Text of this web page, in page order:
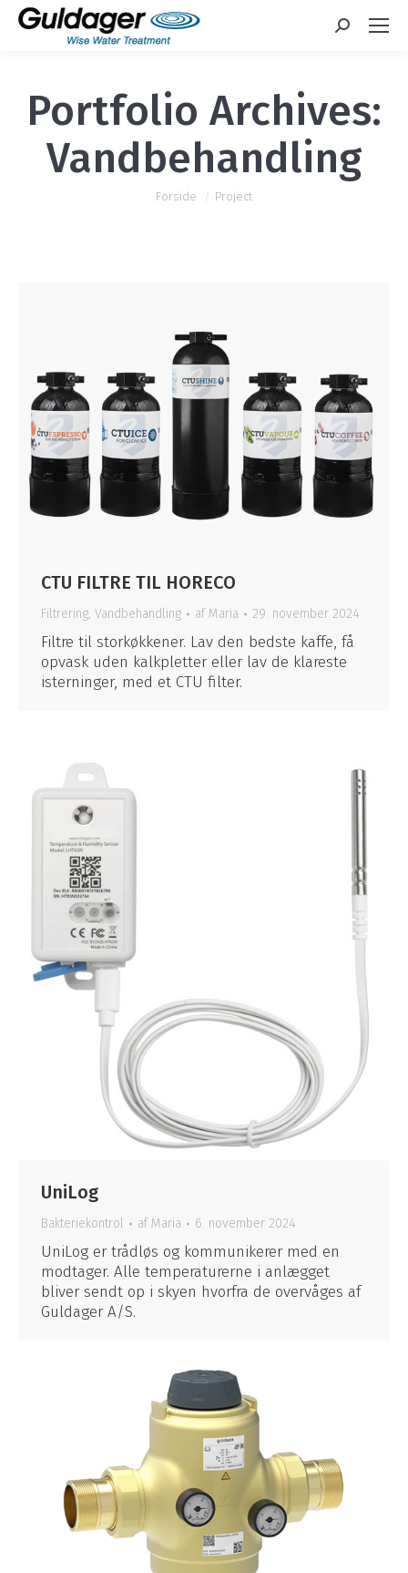
Search:
Portfolio Archives:
Vandbehandling
You are here:
Forside Project
CTU FILTRE TIL HORECO
Filtrering, Vandbehandling afMaria 29. november 2024
Filtre til storkøkkener. Lav den bedste kaffe, få
opvask uden kalkpletter eller lav de klareste
isterninger, med et CTU filter.
UniLog
Bakteriekontrol afMaria 6. november 2024
UniLog er trådløs og kommunikerer med en
modtager. Alle temperaturerne i anlægget
bliver sendt op i skyen hvorfra de overvåges af
Guldager A/S.